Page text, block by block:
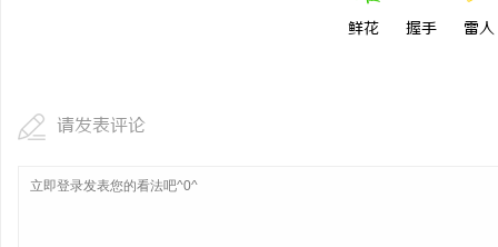
鲜花 握手 雷人
请发表评论